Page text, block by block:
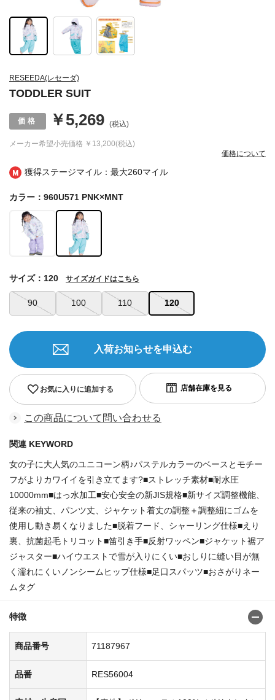
獲得ステージマイル：最大260マイル
RESEEDA(レセーダ)
TODDLER SUIT
メーカー希望小売価格 ￥13,200(税込)
￥5,269 (税込)
価格について
カラー：960U571 PNK×MNT
90 100 110 120
サイズ：120 サイズガイドはこちら
お気に入りに追加する
入荷お知らせを申込む
この商品について問い合わせる
関連 KEYWORD
女の子に大人気のユニコーン柄♪パステルカラーのベースとモチー
フがよりカワイイを引き立てます?■ストレッチ素材■耐水圧
10000mm■はっ水加工■安心安全の新JIS規格■新サイズ調整機能、
従来の袖丈、パンツ丈、ジャケット着丈の調整＋調整紐にゴムを
使用し動き易くなりました■脱着フード、シャーリング仕様■えり
裏、抗菌起毛トリコット■笛引き手■反射ワッペン■ジャケット裾ア
ジャスター■ハイウエストで雪が入りにくい■おしりに縫い目が無
く濡れにくいノンシームヒップ仕様■足口スパッツ■おさがりネー
ムタグ
特徴
商品番号 71187967
品番 RES56004